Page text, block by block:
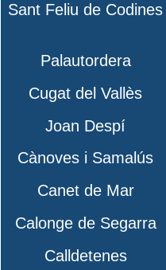
Sant Feliu de Codines
Palautordera
Cugat del Vallès
Joan Despí
Cànoves i Samalús
Canet de Mar
Calonge de Segarra
Calldetenes